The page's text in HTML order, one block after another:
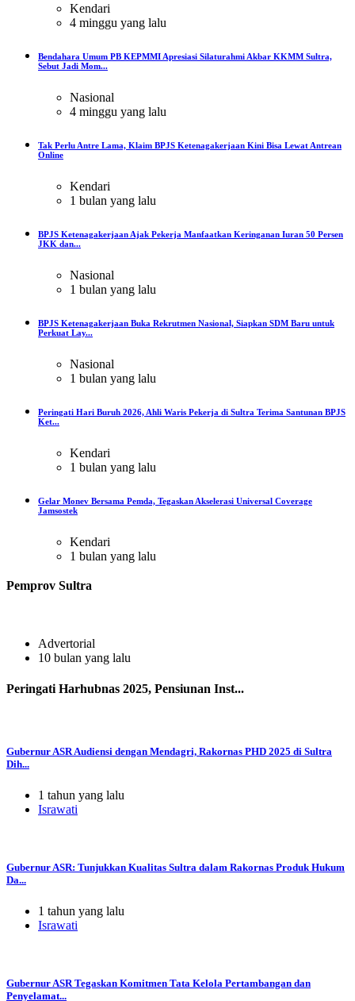
Kendari
4 minggu yang lalu
Bendahara Umum PB KEPMMI Apresiasi Silaturahmi Akbar KKMM Sultra,
Sebut Jadi Mom...
Nasional
4 minggu yang lalu
Tak Perlu Antre Lama, Klaim BPJS Ketenagakerjaan Kini Bisa Lewat Antrean
Online
Kendari
1 bulan yang lalu
BPJS Ketenagakerjaan Ajak Pekerja Manfaatkan Keringanan Iuran 50 Persen
JKK dan...
Nasional
1 bulan yang lalu
BPJS Ketenagakerjaan Buka Rekrutmen Nasional, Siapkan SDM Baru untuk
Perkuat Lay...
Nasional
1 bulan yang lalu
Peringati Hari Buruh 2026, Ahli Waris Pekerja di Sultra Terima Santunan BPJS
Ket...
Kendari
1 bulan yang lalu
Gelar Monev Bersama Pemda, Tegaskan Akselerasi Universal Coverage
Jamsostek
Kendari
1 bulan yang lalu
Pemprov Sultra
Advertorial
10 bulan yang lalu
Peringati Harhubnas 2025, Pensiunan Inst...
Gubernur ASR Audiensi dengan Mendagri, Rakornas PHD 2025 di Sultra
Dih...
1 tahun yang lalu
Israwati
Gubernur ASR: Tunjukkan Kualitas Sultra dalam Rakornas Produk Hukum
Da...
1 tahun yang lalu
Israwati
Gubernur ASR Tegaskan Komitmen Tata Kelola Pertambangan dan
Penyelamat...